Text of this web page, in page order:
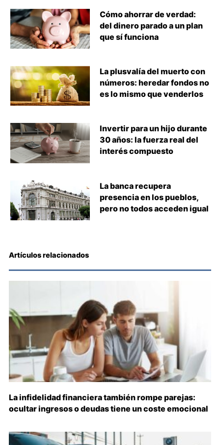
Cómo ahorrar de verdad:
del dinero parado a un plan
que sí funciona
La plusvalía del muerto con
números: heredar fondos no
es lo mismo que venderlos
Invertir para un hijo durante
30 años: la fuerza real del
interés compuesto
La banca recupera
presencia en los pueblos,
pero no todos acceden igual
Artículos relacionados
La infidelidad financiera también rompe parejas:
ocultar ingresos o deudas tiene un coste emocional